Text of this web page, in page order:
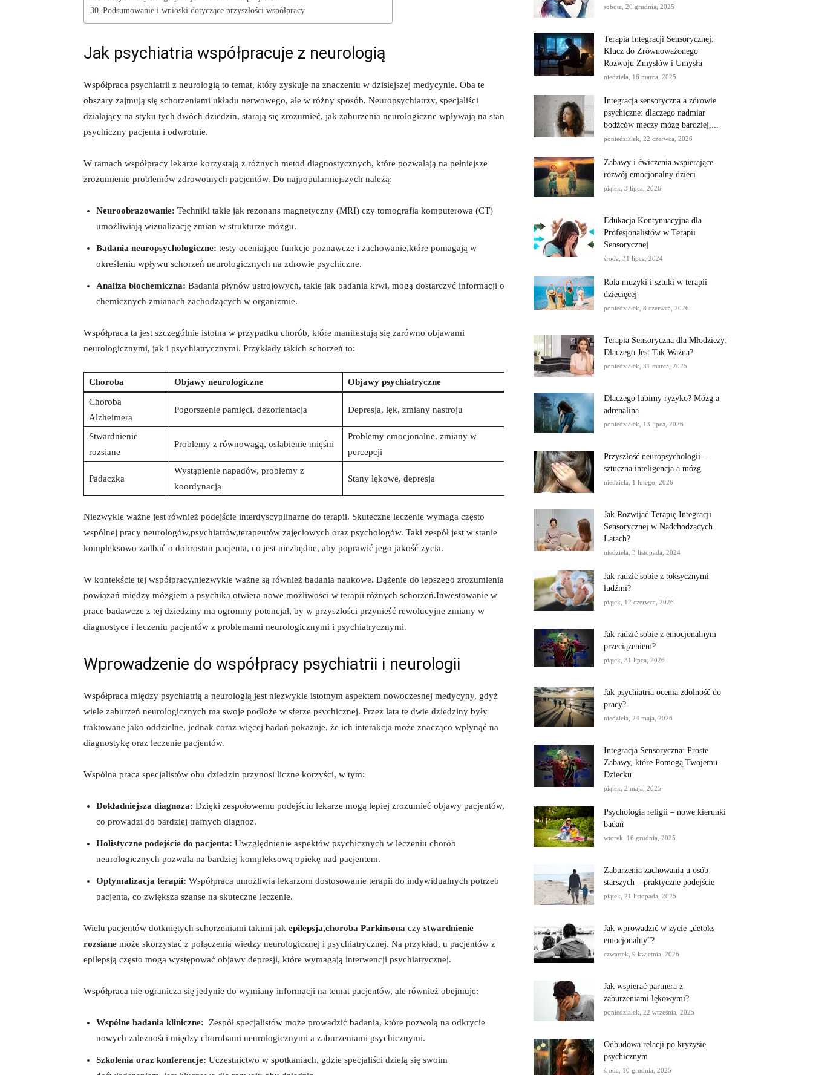
Podsumowanie ⁣i wnioski⁤ dotyczące przyszłości współpracy
Jak psychiatria⁤ współpracuje z​ neurologią
Współpraca psychiatrii z ‌neurologią to temat, który zyskuje na znaczeniu w dzisiejszej medycynie. Oba te
‍obszary zajmują się ⁤schorzeniami układu⁤ nerwowego, ⁢ale w różny sposób. Neuropsychiatrzy, specjaliści
działający na styku tych ⁢dwóch dziedzin,⁢ starają⁤ się zrozumieć, jak​ zaburzenia neurologiczne wpływają na stan
psychiczny pacjenta i odwrotnie.
W ‍ramach współpracy⁢ lekarze korzystają z różnych metod ‌diagnostycznych, które pozwalają na pełniejsze⁤
zrozumienie problemów zdrowotnych pacjentów. Do⁤ najpopularniejszych należą:
Neuroobrazowanie: Techniki takie⁤ jak rezonans ⁤magnetyczny (MRI) ​czy tomografia⁣ komputerowa (CT)
umożliwiają wizualizację ‌zmian ‌w strukturze​ mózgu.
Badania neuropsychologiczne: testy oceniające funkcje poznawcze i‍ zachowanie,które pomagają w
‍określeniu wpływu schorzeń​ neurologicznych‌ na⁣ zdrowie ‌psychiczne.
Analiza⁣ biochemiczna: Badania płynów ustrojowych, takie jak badania⁤ krwi, mogą dostarczyć informacji o‍
chemicznych zmianach⁢ zachodzących w organizmie.
Współpraca ta jest szczególnie istotna​ w przypadku chorób, które manifestują⁤ się zarówno objawami
⁣neurologicznymi, ‍jak i psychiatrycznymi. Przykłady takich schorzeń ⁣to:
Choroba Objawy neurologiczne Objawy psychiatryczne
Choroba​
Alzheimera
Pogorszenie pamięci, dezorientacja Depresja, lęk,⁢ zmiany nastroju
Stwardnienie
rozsiane
Problemy z równowagą, osłabienie mięśni
Problemy emocjonalne, zmiany‌ w
percepcji
Padaczka
Wystąpienie ⁣napadów, problemy z
koordynacją
Stany lękowe, ‌depresja
Niezwykle ‍ważne ‌jest‍ również podejście interdyscyplinarne do terapii. Skuteczne leczenie wymaga często
wspólnej pracy ⁤neurologów,psychiatrów,terapeutów ​zajęciowych oraz⁢ psychologów. Taki zespół jest w ⁤stanie
kompleksowo ‌zadbać o dobrostan pacjenta, co‍ jest niezbędne, aby ​poprawić jego jakość życia.
W kontekście‌ tej‌ współpracy,niezwykle ⁢ważne są również badania naukowe. Dążenie do lepszego zrozumienia‍
powiązań między mózgiem⁢ a psychiką otwiera ​nowe możliwości w terapii ⁤różnych schorzeń.Inwestowanie ​w
⁤prace badawcze ⁣z tej⁤ dziedziny ma⁤ ogromny potencjał, by w​ przyszłości przynieść rewolucyjne zmiany w
diagnostyce i ⁤leczeniu pacjentów‍ z⁤ problemami neurologicznymi i psychiatrycznymi.
Wprowadzenie do współpracy ⁢psychiatrii i ‍neurologii
Współpraca⁢ między psychiatrią a neurologią jest niezwykle istotnym aspektem nowoczesnej⁤ medycyny, gdyż
‍wiele zaburzeń neurologicznych ma swoje podłoże⁣ w sferze psychicznej. Przez ⁣lata te dwie ⁢dziedziny​ były
⁤traktowane jako oddzielne, jednak‍ coraz​ więcej‍ badań pokazuje, że ich interakcja ⁤może znacząco wpłynąć na ​
diagnostykę oraz leczenie pacjentów.
Wspólna‌ praca specjalistów​ obu dziedzin ‌przynosi liczne‌ korzyści, ⁣w tym:
Dokładniejsza diagnoza: Dzięki zespołowemu podejściu lekarze mogą lepiej zrozumieć objawy pacjentów,
co prowadzi ⁢do bardziej trafnych ‌diagnoz.
Holistyczne podejście do pacjenta: Uwzględnienie aspektów ‍psychicznych w leczeniu ⁣chorób
neurologicznych pozwala na‍ bardziej kompleksową opiekę⁢ nad pacjentem.
Optymalizacja terapii: Współpraca ‌umożliwia ⁤lekarzom dostosowanie terapii do indywidualnych potrzeb
‍pacjenta, co zwiększa szanse na skuteczne leczenie.
Wielu pacjentów dotkniętych schorzeniami takimi jak⁣ epilepsja,choroba Parkinsona czy stwardnienie
rozsiane może‍ skorzystać z połączenia wiedzy neurologicznej⁢ i ‍psychiatrycznej. Na⁣ przykład, u⁣ pacjentów z
epilepsją ⁢często mogą występować ​objawy ‌depresji, które wymagają interwencji psychiatrycznej.
Współpraca ⁤nie ogranicza się jedynie do ​wymiany ​informacji na⁤ temat pacjentów, ale ⁢również obejmuje:
Wspólne badania​ kliniczne: ‍ Zespół specjalistów​ może prowadzić⁣ badania, które pozwolą na odkrycie
nowych zależności ‍między chorobami neurologicznymi⁣ a zaburzeniami psychicznymi.
Szkolenia oraz konferencje: Uczestnictwo w‌ spotkaniach, ‌gdzie ⁢specjaliści dzielą się swoim
sobota, 20 grudnia, 2025
Terapia Integracji Sensorycznej:
Klucz do Zrównoważonego
Rozwoju Zmysłów i Umysłu
niedziela, 16 marca, 2025
Integracja sensoryczna a zdrowie
psychiczne: dlaczego nadmiar
bodźców męczy mózg bardziej,...
poniedziałek, 22 czerwca, 2026
Zabawy i ćwiczenia wspierające
rozwój emocjonalny dzieci
piątek, 3 lipca, 2026
Edukacja Kontynuacyjna dla
Profesjonalistów w Terapii
Sensorycznej
środa, 31 lipca, 2024
Rola muzyki i sztuki w terapii
dziecięcej
poniedziałek, 8 czerwca, 2026
Terapia Sensoryczna dla Młodzieży:
Dlaczego Jest Tak Ważna?
poniedziałek, 31 marca, 2025
Dlaczego lubimy ryzyko? Mózg a
adrenalina
poniedziałek, 13 lipca, 2026
Przyszłość neuropsychologii –
sztuczna inteligencja a mózg
niedziela, 1 lutego, 2026
Jak Rozwijać Terapię Integracji
Sensorycznej w Nadchodzących
Latach?
niedziela, 3 listopada, 2024
Jak radzić sobie z toksycznymi
ludźmi?
piątek, 12 czerwca, 2026
Jak radzić sobie z emocjonalnym
przeciążeniem?
piątek, 31 lipca, 2026
Jak psychiatria ocenia zdolność do
pracy?
niedziela, 24 maja, 2026
Integracja Sensoryczna: Proste
Zabawy, które Pomogą Twojemu
Dziecku
piątek, 2 maja, 2025
Psychologia religii – nowe kierunki
badań
wtorek, 16 grudnia, 2025
Zaburzenia zachowania u osób
starszych – praktyczne podejście
piątek, 21 listopada, 2025
Jak wprowadzić w życie „detoks
emocjonalny”?
czwartek, 9 kwietnia, 2026
Jak wspierać partnera z
zaburzeniami lękowymi?
poniedziałek, 22 września, 2025
Odbudowa relacji po kryzysie
psychicznym
środa, 10 grudnia, 2025